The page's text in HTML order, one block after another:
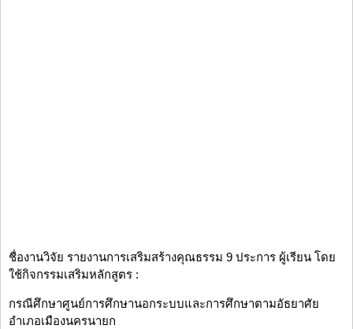
ชื่องานวิจัย รายงานการเสริมสร้างคุณธรรม 9 ประการ ผู้เรียน โดย
ใช้กิจกรรมเสริมหลักสูตร :
กรณีศึกษาศูนย์การศึกษานอกระบบและการศึกษาตามอัธยาศัย
อำเภอเมืองนครนายก